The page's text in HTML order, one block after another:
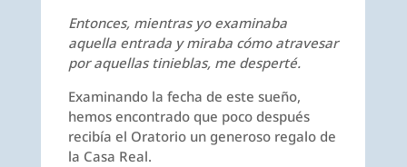
Entonces, mientras yo examinaba
aquella entrada y miraba cómo atravesar
por aquellas tinieblas, me desperté.
Examinando la fecha de este sueño,
hemos encontrado que poco después
recibía el Oratorio un generoso regalo de
la Casa Real.